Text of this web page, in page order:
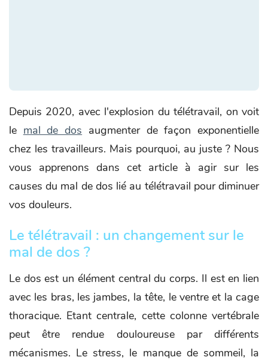
Depuis 2020, avec l'explosion du télétravail, on voit
le mal de dos augmenter de façon exponentielle
chez les travailleurs. Mais pourquoi, au juste ? Nous
vous apprenons dans cet article à agir sur les
causes du mal de dos lié au télétravail pour diminuer
vos douleurs.
Le télétravail : un changement sur le
mal de dos ?
Le dos est un élément central du corps. Il est en lien
avec les bras, les jambes, la tête, le ventre et la cage
thoracique. Etant centrale, cette colonne vertébrale
peut être rendue douloureuse par différents
mécanismes. Le stress, le manque de sommeil, la